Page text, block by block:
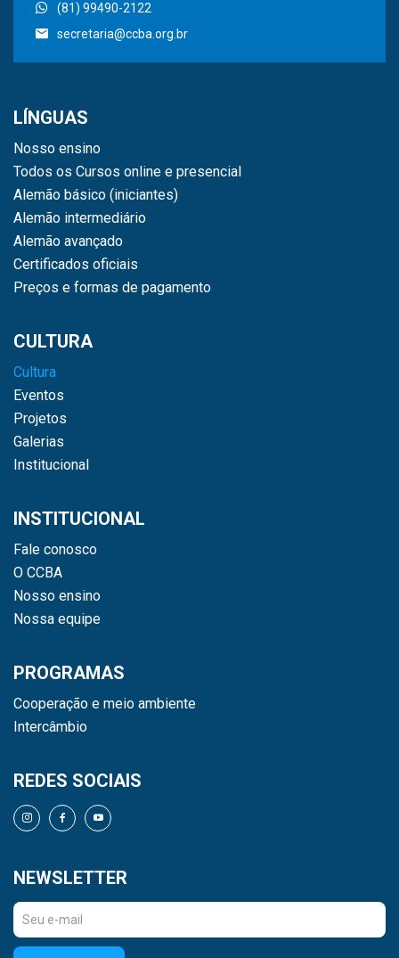
(81) 99490-2122
secretaria@ccba.org.br
LÍNGUAS
Nosso ensino
Todos os Cursos online e presencial
Alemão básico (iniciantes)
Alemão intermediário
Alemão avançado
Certificados oficiais
Preços e formas de pagamento
CULTURA
Cultura
Eventos
Projetos
Galerias
Institucional
INSTITUCIONAL
Fale conosco
O CCBA
Nosso ensino
Nossa equipe
PROGRAMAS
Cooperação e meio ambiente
Intercâmbio
REDES SOCIAIS
NEWSLETTER